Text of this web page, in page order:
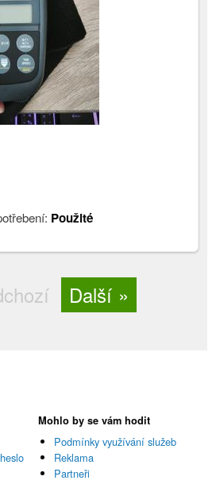
Použité
Další
Mohlo by se vám hodit
Podmínky využívání služeb
Reklama
Partneři